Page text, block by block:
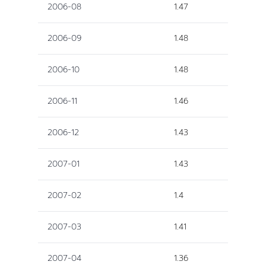
2006-08 1.47
2006-09 1.48
2006-10 1.48
2006-11 1.46
2006-12 1.43
2007-01 1.43
2007-02 1.4
2007-03 1.41
2007-04 1.36